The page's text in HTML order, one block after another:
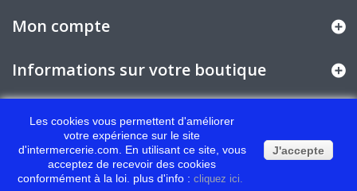
Mon compte
Les cookies vous permettent d'améliorer
votre expérience sur le site
d'intermercerie.com. En utilisant ce site, vous
acceptez de recevoir des cookies
conformément à la loi. plus d'info : cliquez ici.
J'accepte
Informations sur votre boutique
© 2026 - Logiciel Ecommerce par PrestaShop™